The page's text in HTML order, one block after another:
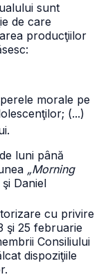
sunt
de care
producţiilor
morale pe
(...)
luni până
„Morning
Daniel
cu privire
şi 25 februarie
Consiliului
dispoziţiile